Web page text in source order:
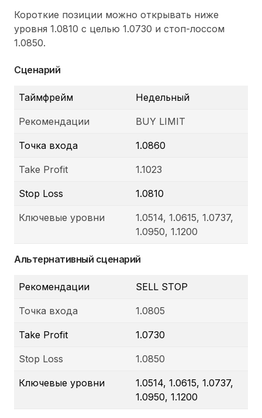
Короткие позиции можно открывать ниже
уровня 1.0810 с целью 1.0730 и стоп-лоссом
1.0850.
Сценарий
Таймфрейм Недельный
Рекомендации BUY LIMIT
Точка входа 1.0860
Take Profit 1.1023
Stop Loss 1.0810
Ключевые уровни
1.0514, 1.0615, 1.0737,
1.0950, 1.1200
Альтернативный сценарий
Рекомендации SELL STOP
Точка входа 1.0805
Take Profit 1.0730
Stop Loss 1.0850
Ключевые уровни
1.0514, 1.0615, 1.0737,
1.0950, 1.1200